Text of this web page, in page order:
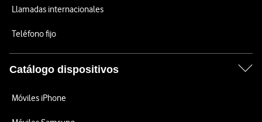
Llamadas internacionales
Teléfono fijo
Catálogo dispositivos
Móviles iPhone